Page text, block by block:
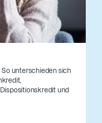
unterschieden sich
und